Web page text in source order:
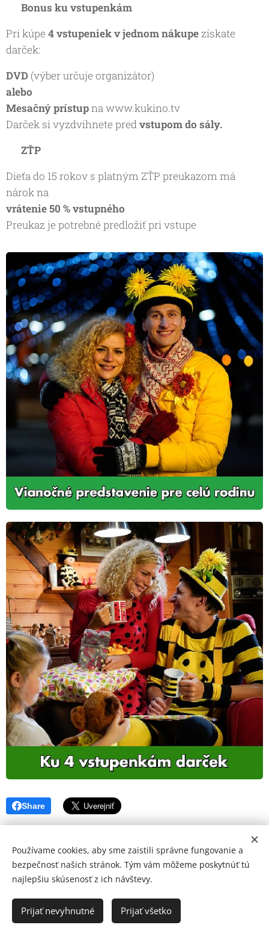
🎁 Bonus ku vstupenkám
Pri kúpe 4 vstupeniek v jednom nákupe získate
darček:
DVD (výber určuje organizátor)
alebo
Mesačný prístupna www.kukino.tv
Darček si vyzdvihnete predvstupom do sály.
♿ ZŤP
Dieťa do 15 rokov s platným ZŤP preukazom má
nárok na
vrátenie 50 % vstupného
Preukaz je potrebné predložiť pri vstupe
Share
© 2026 Mediálna a kultúrna spoločnosť Topoľčany, s.r.o.
Ochrana osobných údajov
www.kulturato.sk
Cookies
Používame cookies, aby sme zaistili správne fungovanie a
bezpečnosť našich stránok. Tým vám môžeme poskytnúť tú
najlepšiu skúsenosť z ich návštevy.
Prijať nevyhnutné Prijať všetko